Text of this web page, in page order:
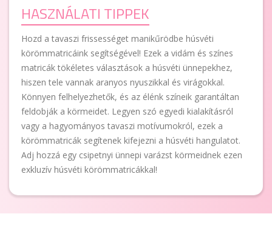
HASZNÁLATI TIPPEK
Hozd a tavaszi frissességet manikűrödbe húsvéti
körömmatricáink segítségével! Ezek a vidám és színes
matricák tökéletes választások a húsvéti ünnepekhez,
hiszen tele vannak aranyos nyuszikkal és virágokkal.
Könnyen felhelyezhetők, és az élénk színeik garantáltan
feldobják a körmeidet. Legyen szó egyedi kialakításról
vagy a hagyományos tavaszi motívumokról, ezek a
körömmatricák segítenek kifejezni a húsvéti hangulatot.
Adj hozzá egy csipetnyi ünnepi varázst körmeidnek ezen
exkluzív húsvéti körömmatricákkal!